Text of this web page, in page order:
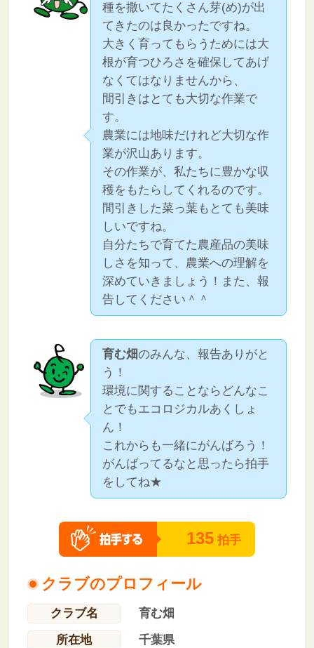
種を撒いてたくさん芽(め)が出
てきたのは良かったですね。
大きく育ってもらうためには大
根が育つひろさを確保してあげ
なくてはなりませんから、
間引きはとても大切な作業で
す。
農業には地味だけれど大切な作
業が沢山あります。
その作業が、私たちに豊かな収
穫をもたらしてくれるのです。
間引きした菜っ葉もとても美味
しいですね。
自分たちで育てた農産品の美味
しさを知って、農業への理解を
深めていきましょう！また、報
告してください＾＾
育む畑のみんな、報告ありがと
う！
環境に関することならどんなこ
とでもエコロジカルあくしょ
ん！
これからも一緒にがんばろう！
がんばってるなと思ったら拍手
をしてね★
135 拍手
クラブのプロフィール
クラブ名
育む畑
所在地
千葉県